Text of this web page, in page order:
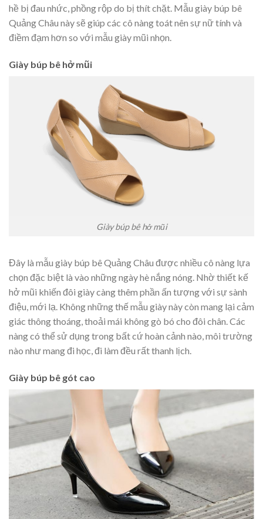
hề bị đau nhức, phồng rộp do bị thít chặt. Mẫu giày búp bê
Quảng Châu này sẽ giúp các cô nàng toát nên sự nữ tính và
điềm đạm hơn so với mẫu giày mũi nhọn.
Giày búp bê hở mũi
Giày búp bê hở mũi
Đây là mẫu giày búp bê Quảng Châu được nhiều cô nàng lựa
chọn đặc biệt là vào những ngày hè nắng nóng. Nhờ thiết kế
hở mũi khiến đôi giày càng thêm phần ấn tượng với sự sành
điệu, mới lạ. Không những thế mẫu giày này còn mang lại cảm
giác thông thoáng, thoải mái không gò bó cho đôi chân. Các
nàng có thể sử dụng trong bất cứ hoàn cảnh nào, môi trường
nào như mang đi học, đi làm đều rất thanh lịch.
Giày búp bê gót cao